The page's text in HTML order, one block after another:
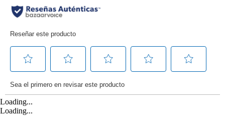
Loading...
Loading...